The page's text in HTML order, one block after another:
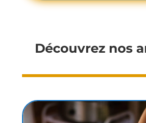
Découvrez nos